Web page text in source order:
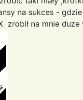
na sukces -
zrobił na mnie